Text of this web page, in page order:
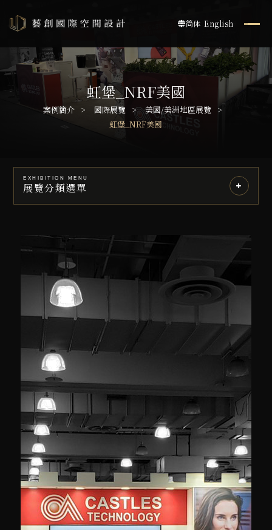
简体 English
虹堡_NRF美國
案例簡介 國際展覽
美國/美洲地區展覽
虹堡_NRF美國
EXHIBITION MENU
展覽分類選單